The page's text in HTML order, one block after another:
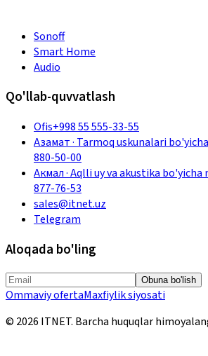
Sonoff
Smart Home
Audio
Qo'llab-quvvatlash
Ofis+998 55 555-33-55
Азамат· Tarmoq uskunalari
880-50-00
Акмал·Aqlli uy va akustika
877-76-53
sales@itnet.uz
Telegram
Aloqada bo'ling
Obuna bo'lish
Ommaviy ofertaMaxfiylik siyosati
© 2026 ITNET. Barcha huquqlar